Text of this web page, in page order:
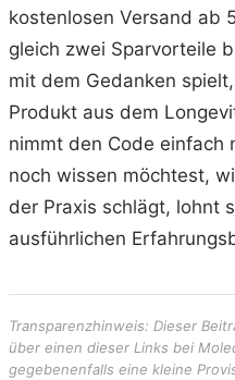
kostenlosen Versand ab
gleich zwei Sparvorteile
mit dem Gedanken
Produkt aus dem
nimmt den Code einfach
noch wissen möchtest,
der Praxis schlägt, lohnt
ausführlichen
Transparenzhinweis: Dieser
über einen dieser Links bei
gegebenenfalls eine kleine